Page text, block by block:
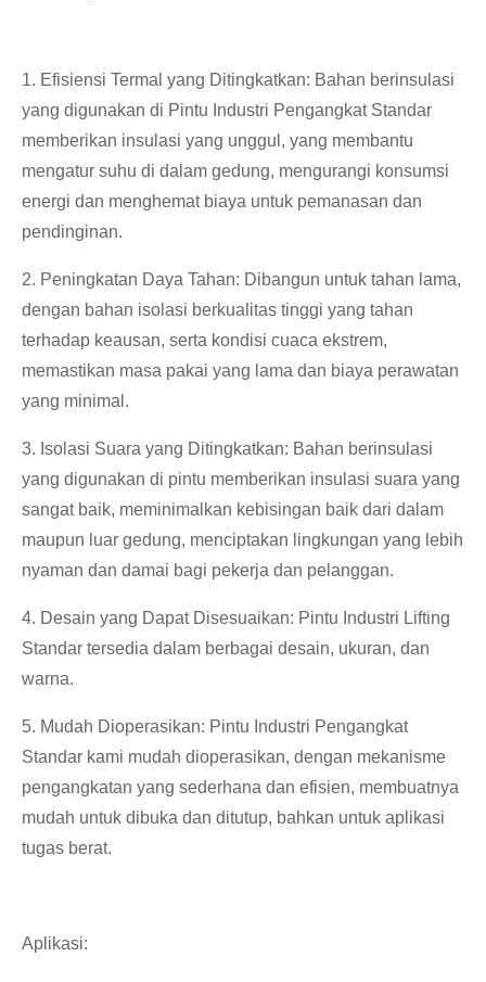
1. Efisiensi Termal yang Ditingkatkan: Bahan berinsulasi
yang digunakan di Pintu Industri Pengangkat Standar
memberikan insulasi yang unggul, yang membantu
mengatur suhu di dalam gedung, mengurangi konsumsi
energi dan menghemat biaya untuk pemanasan dan
pendinginan.
2. Peningkatan Daya Tahan: Dibangun untuk tahan lama,
dengan bahan isolasi berkualitas tinggi yang tahan
terhadap keausan, serta kondisi cuaca ekstrem,
memastikan masa pakai yang lama dan biaya perawatan
yang minimal.
3. Isolasi Suara yang Ditingkatkan: Bahan berinsulasi
yang digunakan di pintu memberikan insulasi suara yang
sangat baik, meminimalkan kebisingan baik dari dalam
maupun luar gedung, menciptakan lingkungan yang lebih
nyaman dan damai bagi pekerja dan pelanggan.
4. Desain yang Dapat Disesuaikan: Pintu Industri Lifting
Standar tersedia dalam berbagai desain, ukuran, dan
warna.
5. Mudah Dioperasikan: Pintu Industri Pengangkat
Standar kami mudah dioperasikan, dengan mekanisme
pengangkatan yang sederhana dan efisien, membuatnya
mudah untuk dibuka dan ditutup, bahkan untuk aplikasi
tugas berat.
Aplikasi: